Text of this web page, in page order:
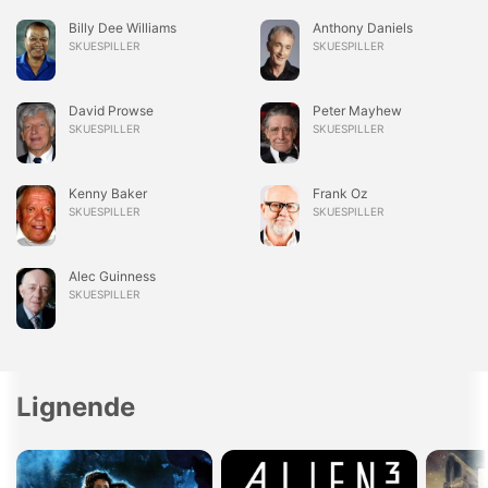
Billy Dee Williams
SKUESPILLER
Anthony Daniels
SKUESPILLER
David Prowse
SKUESPILLER
Peter Mayhew
SKUESPILLER
Kenny Baker
SKUESPILLER
Frank Oz
SKUESPILLER
Alec Guinness
SKUESPILLER
Lignende